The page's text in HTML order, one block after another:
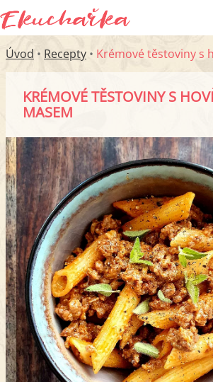
Úvod • Recepty • Krémové těstoviny s
KRÉMOVÉ TĚSTOVINY S
MASEM